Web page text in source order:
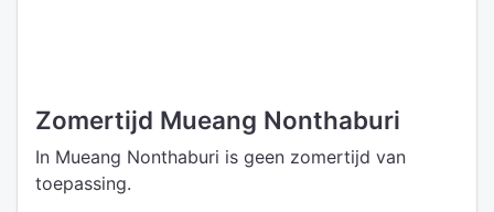
Zomertijd Mueang Nonthaburi
In Mueang Nonthaburi is geen zomertijd van
toepassing.